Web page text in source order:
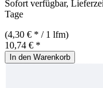
Sofort verfügbar,
Tage
(4,30 € * / 1 lfm)
10,74 € *
In den Warenkorb